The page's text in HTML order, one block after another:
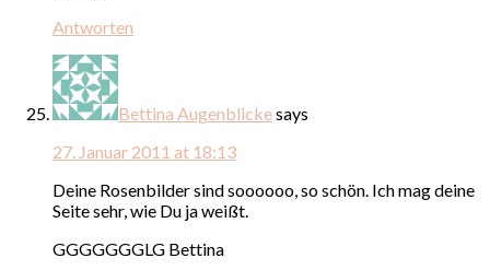
Antworten
Bettina Augenblickesays
27. Januar 2011 at 18:13
Deine Rosenbilder sind soooooo, so schön. Ich mag deine
Seite sehr, wie Du ja weißt.
GGGGGGGLG Bettina